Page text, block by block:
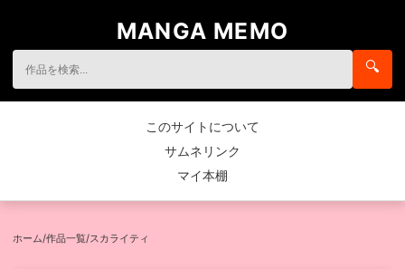
MANGA MEMO
🔍
このサイトについて
サムネリンク
マイ本棚
ホーム/作品一覧/スカライティ